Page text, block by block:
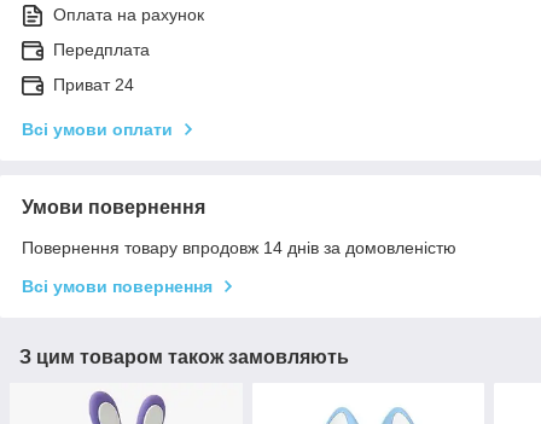
Оплата на рахунок
Передплата
Приват 24
Всі умови оплати
Умови повернення
Повернення товару впродовж 14 днів за домовленістю
Всі умови повернення
З цим товаром також замовляють